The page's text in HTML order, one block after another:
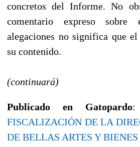
concretos del Informe. No
comentario expreso
alegaciones no significa que
su contenido.
(continuará)
Publicado en Gatopardo
FISCALIZACIÓN DE LA
DE BELLAS ARTES Y